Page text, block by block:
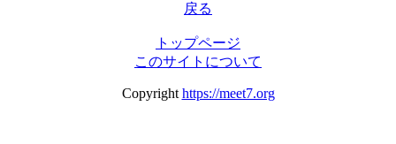
戻る
トップページ
このサイトについて
Copyright https://meet7.org